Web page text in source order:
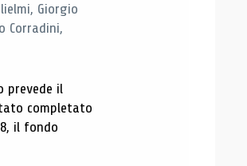
Giorgio
Corradini,
prevede il
completato
il fondo